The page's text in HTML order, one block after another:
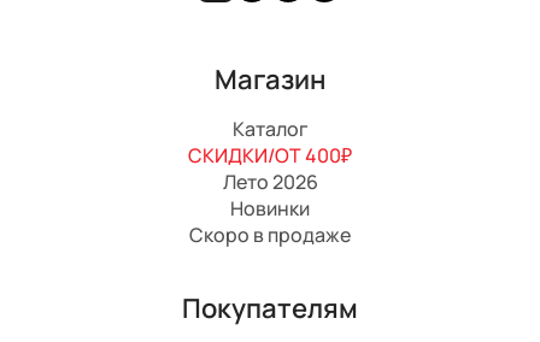
Магазин
Каталог
СКИДКИ/ОТ 400₽
Лето 2026
Новинки
Скоро в продаже
Покупателям